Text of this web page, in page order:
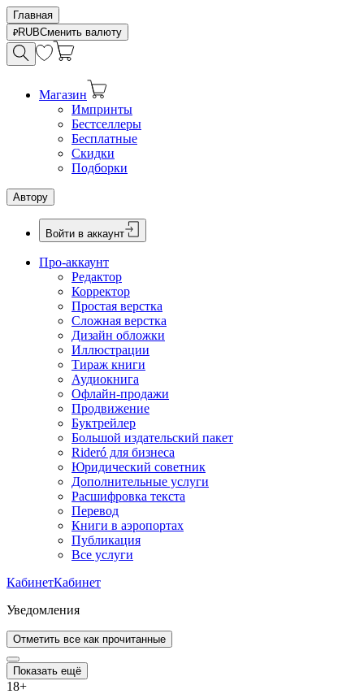
Главная
RUBСменить валюту
Магазин
Импринты
Бестселлеры
Бесплатные
Скидки
Подборки
Автору
Войти в аккаунт
Про-аккаунт
Редактор
Корректор
Простая верстка
Сложная верстка
Дизайн обложки
Иллюстрации
Тираж книги
Аудиокнига
Офлайн-продажи
Продвижение
Буктрейлер
Большой издательский пакет
Rideró для бизнеса
Юридический советник
Дополнительные услуги
Расшифровка текста
Перевод
Книги в аэропортах
Публикация
Все услуги
КабинетКабинет
Уведомления
Отметить все как прочитанные
Показать ещё
18+